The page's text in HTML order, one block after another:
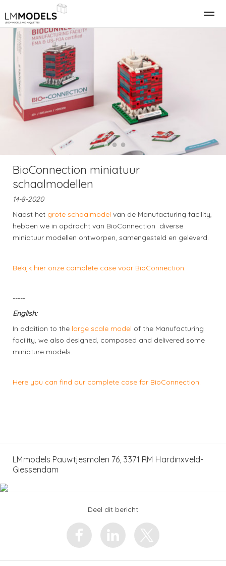
Relatiegeschenk Bedrijfspand
Nieuws Bellen
● ● ●
BioConnection miniatuur
schaalmodellen
14-8-2020
Naast het grote schaalmodel van de Manufacturing facility,
hebben we in opdracht van BioConnection diverse
miniatuur modellen ontworpen, samengesteld en geleverd.
Bekijk hier onze complete case voor BioConnection.
-----
English:
In addition to the large scale model of the Manufacturing
facility, we also designed, composed and delivered some
miniature models.
Here you can find our complete case for BioConnection.
LMmodels Pauwtjesmolen 76, 3371 RM Hardinxveld-
Giessendam
Deel dit bericht